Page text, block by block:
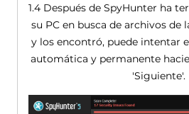
1.4 Después de SpyHunter ha
su PC en busca de archivos de
y los encontró, puede intentar
automática y permanente
'Siguiente'.